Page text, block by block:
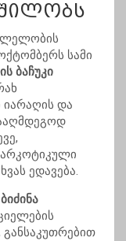
სამი
ბაჩუკი
და
ედავება.